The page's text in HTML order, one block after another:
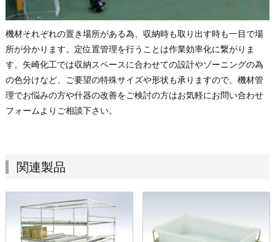
機材それぞれの置き場所がある為、収納時も取り出す時も一目で場
所が分かります。定位置管理を行うことは作業効率化に繋がりま
す。矢崎化工では収納スペースに合わせての設計やゾーニングの為
の色分けなど、ご要望の特殊サイズや形状も承りますので、機材管
理でお悩みの方や什器の改善をご検討の方はお気軽にお問い合わせ
フォームよりご相談下さい。
関連製品